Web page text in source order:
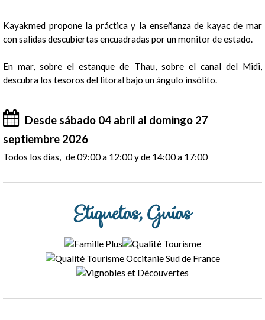
Presentación
Kayakmed propone la práctica y la enseñanza de kayac de mar
con salidas descubiertas encuadradas por un monitor de estado.
En mar, sobre el estanque de Thau, sobre el canal del Midi,
descubra los tesoros del litoral bajo un ángulo insólito.
Desde sábado 04 abril al domingo 27
septiembre 2026
Todos los días de 09:00 a 12:00 y de 14:00 a 17:00
Etiquetas, Guías